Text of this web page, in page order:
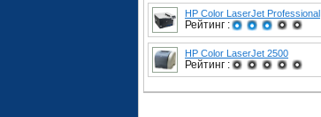
HP Color LaserJet Professional
Рейтинг :
HP Color LaserJet 2500
Рейтинг :